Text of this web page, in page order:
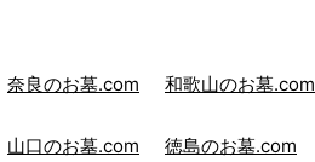
奈良のお墓.com 和歌山のお墓.com
山口のお墓.com 徳島のお墓.com